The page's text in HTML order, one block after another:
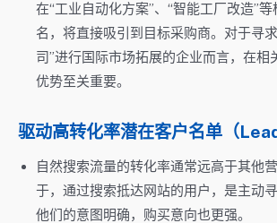
在“工业自动化方案”、“智能工厂改造”
名，将直接吸引到目标采购商。对于寻
司”进行国际市场拓展的企业而言，在相
优势至关重要。
驱动高转化率潜在客户名单（
自然搜索流量的转化率通常远高于其他
于，通过搜索抵达网站的用户，是主动寻
他们的意图明确，购买意向也更强。